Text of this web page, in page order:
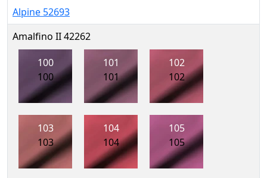
Alpine 52693
Amalfino II 42262
100
100
101
101
102
102
103
103
104
104
105
105